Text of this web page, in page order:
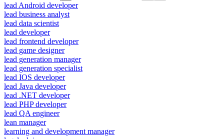
lead Android developer
lead business analyst
lead data scientist
lead developer
lead frontend developer
lead game designer
lead generation manager
lead generation specialist
lead IOS developer
lead Java developer
lead .NET developer
lead PHP developer
lead QA engineer
lean manager
learning and development manager